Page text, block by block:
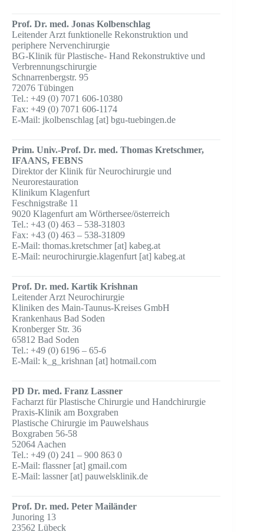
Prof. Dr. med. Jonas Kolbenschlag
Leitender Arzt funktionelle Rekon­struktion und
periphere Nerven­chirurgie
BG-Klinik für Plastische- Hand Rekonstruktive und
Verbrennungschirurgie
Schnarrenbergstr. 95
72076 Tübingen
Tel.: +49 (0) 7071 606-10380
Fax: +49 (0) 7071 606-1174
E-Mail: jkolbenschlag [at] bgu-tuebingen.de
Prim. Univ.-Prof. Dr. med. Thomas Kretschmer,
IFAANS, FEBNS
Direktor der Klinik für Neurochirurgie und
Neurorestauration
Klinikum Klagenfurt
Feschnigstraße 11
9020 Klagenfurt am Wörthersee/österreich
Tel.: +43 (0) 463 – 538-31803
Fax: +43 (0) 463 – 538-31809
E-Mail: thomas.kretschmer [at] kabeg.at
E-Mail: neurochirurgie.klagenfurt [at] kabeg.at
Prof. Dr. med. Kartik Krishnan
Leitender Arzt Neurochirurgie
Kliniken des Main-Taunus-Kreises GmbH
Krankenhaus Bad Soden
Kronberger Str. 36
65812 Bad Soden
Tel.: +49 (0) 6196 – 65-6
E-Mail: k_g_krishnan [at] hotmail.com
PD Dr. med. Franz Lassner
Facharzt für Plastische Chirurgie und Handchirurgie
Praxis-Klinik am Boxgraben
Plastische Chirurgie im Pauwelshaus
Boxgraben 56-58
52064 Aachen
Tel.: +49 (0) 241 – 900 863 0
E-Mail: flassner [at] gmail.com
E-Mail: lassner [at] pauwelsklinik.de
Prof. Dr. med. Peter Mailänder
Junoring 13
23562 Lübeck